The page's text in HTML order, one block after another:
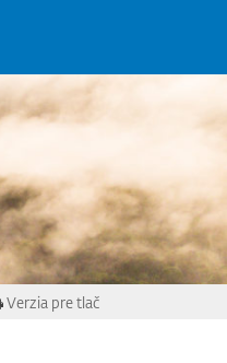
Verzia pre tlač